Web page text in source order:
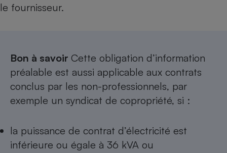
le fournisseur.
Bon à savoir Cette obligation d’information
préalable est aussi applicable aux contrats
conclus par les non-professionnels, par
exemple un syndicat de copropriété, si :
la puissance de contrat d’électricité est
inférieure ou égale à 36 kVA ou